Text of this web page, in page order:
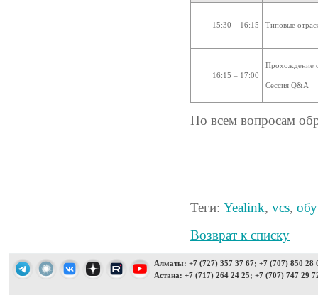
15:30 – 16:15 Типовые
16:15 – 17:00
Прохождение
Сессия Q&A
По всем вопросам
Теги: Yealink, vcs,
Возврат к списку
Алматы: +7 (727) 357 37 67; +7 (707) 850 28
Астана: +7 (717) 264 24 25; +7 (707) 747 29